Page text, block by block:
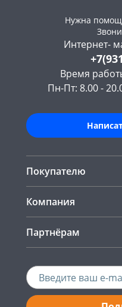
Нужна
Интернет-
Время
Пн-Пт: 8.00 -
Покупателю
Компания
Партнёрам